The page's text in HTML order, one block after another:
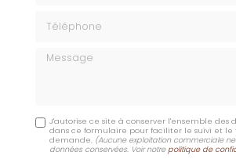
Dompierre-sur-Besbre
Moulins
Email